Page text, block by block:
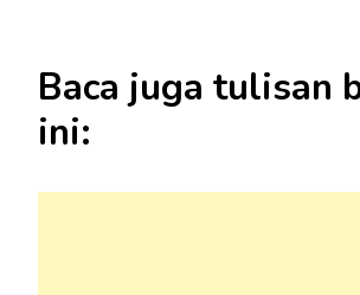
Baca juga tulisan
ini: